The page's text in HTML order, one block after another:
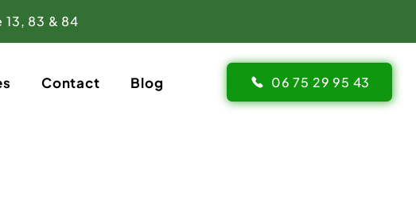
83 & 84
Contact Blog 06 75 29 95 43